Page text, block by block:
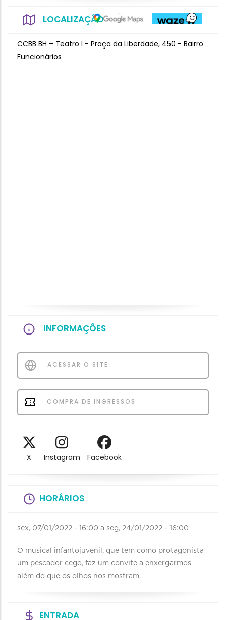
LOCALIZAÇÃO
CCBB BH – Teatro I - Praça da Liberdade, 450 - Bairro
Funcionários
INFORMAÇÕES
ACESSAR O SITE
COMPRA DE INGRESSOS
X Instagram Facebook
HORÁRIOS
sex, 07/01/2022 - 16:00 a seg, 24/01/2022 - 16:00
O musical infantojuvenil, que tem como protagonista
um pescador cego, faz um convite a enxergarmos
além do que os olhos nos mostram.
ENTRADA